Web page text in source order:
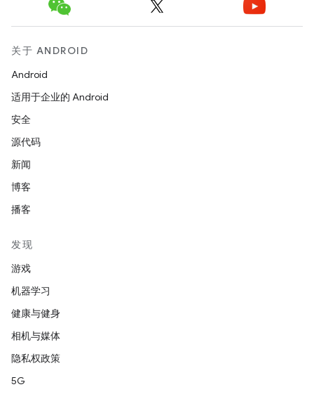
关于 ANDROID
Android
适用于企业的 Android
安全
源代码
新闻
博客
播客
发现
游戏
机器学习
健康与健身
相机与媒体
隐私权政策
5G